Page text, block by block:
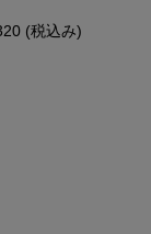
(税込み)